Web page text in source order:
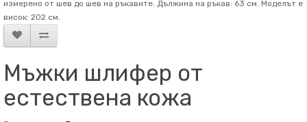
измерено от шев до шев на ръкавите. Дължина на ръкав: 63 см. Mоделът е
висок: 202 см.
Мъжки шлифер от
естествена кожа